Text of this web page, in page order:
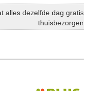
alles dezelfde dag gratis
thuisbezorgen